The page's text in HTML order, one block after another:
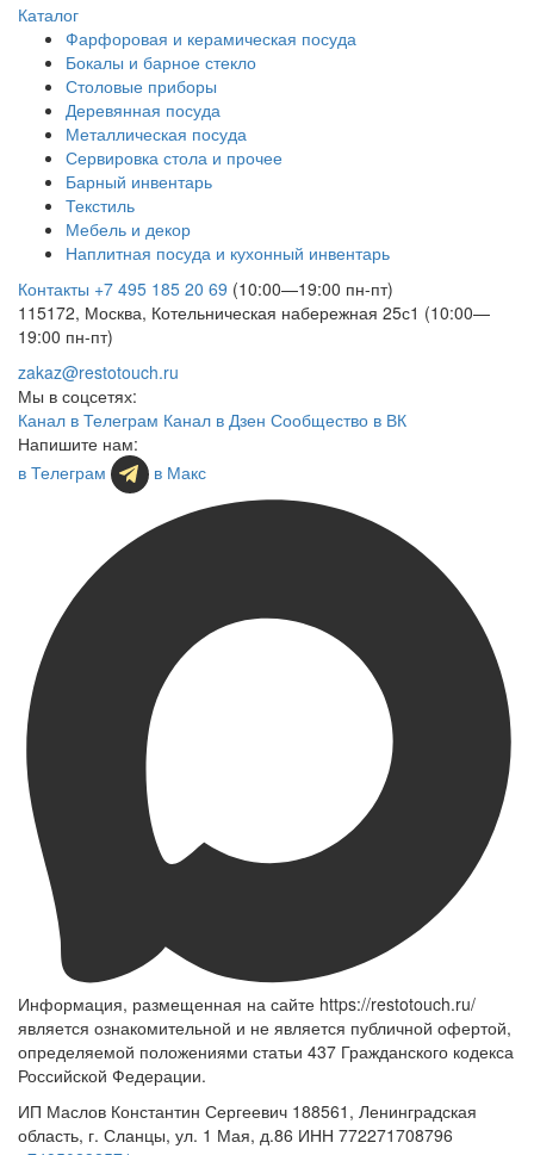
Каталог
Фарфоровая и керамическая посуда
Бокалы и барное стекло
Столовые приборы
Деревянная посуда
Металлическая посуда
Сервировка стола и прочее
Барный инвентарь
Текстиль
Мебель и декор
Наплитная посуда и кухонный инвентарь
Контакты +7 495 185 20 69 (10:00—19:00 пн-пт)
115172, Москва, Котельническая набережная 25с1 (10:00—
19:00 пн-пт)
zakaz@restotouch.ru
Мы в соцсетях:
Канал в Телеграм Канал в Дзен Сообщество в ВК
Напишите нам:
в Телеграм
в Макс
Информация, размещенная на сайте https://restotouch.ru/
является ознакомительной и не является публичной офертой,
определяемой положениями статьи 437 Гражданского кодекса
Российской Федерации.
ИП Маслов Константин Сергеевич 188561, Ленинградская
область, г. Сланцы, ул. 1 Мая, д.86 ИНН 772271708796